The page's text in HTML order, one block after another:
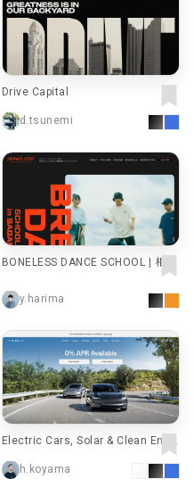
Drive Capital
d.tsunemi
BONELESS DANCE SCHOOL | 相模
y.harima
Electric Cars, Solar & Clean Ener
h.koyama